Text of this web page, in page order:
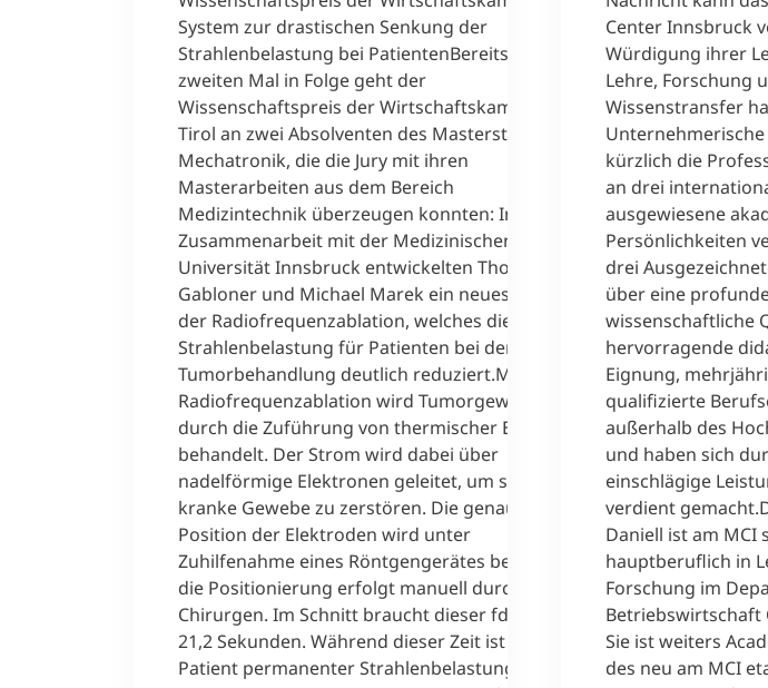
System zur drastischen Senkung der
Strahlenbelastung bei PatientenBereits zum
zweiten Mal in Folge geht der
Wissenschaftspreis der Wirtschaftskammer
Tirol an zwei Absolventen des Masterstudiums
Mechatronik, die die Jury mit ihren
Masterarbeiten aus dem Bereich
Medizintechnik überzeugen konnten: In
Zusammenarbeit mit der Medizinischen
Universität Innsbruck entwickelten Thomas
Gabloner und Michael Marek ein neues System
der Radiofrequenzablation, welches die
Strahlenbelastung für Patienten bei der
Tumorbehandlung deutlich reduziert.Mittels
Radiofrequenzablation wird Tumorgewebe
durch die Zuführung von thermischer Energie
behandelt. Der Strom wird dabei über
nadelförmige Elektronen geleitet, um so das
kranke Gewebe zu zerstören. Die genaue
Position der Elektroden wird unter
Zuhilfenahme eines Röntgengerätes bestimmt,
die Positionierung erfolgt manuell durch einen
Chirurgen. Im Schnitt braucht dieser fdafür
21,2 Sekunden. Während dieser Zeit ist der
Patient permanenter Strahlenbelastung
Center Innsbruck
Würdigung ihrer
Lehre, Forschung
Wissenstransfer
kürzlich die
an drei
ausgewiesene
Persönlichkeiten
drei
über eine
wissenschaftliche
hervorragende
Eignung,
qualifizierte
außerhalb des
und haben sich
einschlägige
verdient
Daniell ist am MCI
hauptberuflich in
Forschung im
Betriebswirtschaft
Sie ist weiters
des neu am MCI